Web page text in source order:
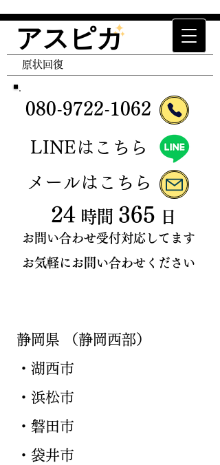
エアコン清掃 エアコンクリーニング ハウスクリ
ーニング 空室清掃 抑制津クリーニング トイレ
クリーニング キッチンクリーニング レンジフー
ドクリーニング 原状回復 退去清掃 入居前清
掃 家事代行 便利屋 クロス張替 退去立ち合い
080-9722-1062
​LINEはこちら
​メールはこちら
お問い合わせ受付対応してます
お気軽にお問い合わせください
24 時間 365 日
​原状回復
アスピカ
​静岡県 （静岡西部）
・湖西市
・浜松市
・磐田市
・袋井市